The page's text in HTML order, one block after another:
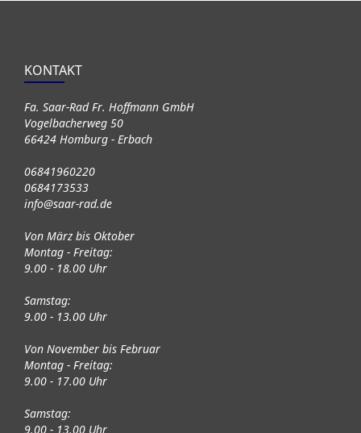
KONTAKT
Fa. Saar-Rad Fr. Hoffmann GmbH
Vogelbacherweg 50
66424 Homburg - Erbach
06841960220
0684173533
info@saar-rad.de
Von März bis Oktober
Montag - Freitag:
9.00 - 18.00 Uhr
Samstag:
9.00 - 13.00 Uhr
Von November bis Februar
Montag - Freitag:
9.00 - 17.00 Uhr
Samstag:
9.00 - 13.00 Uhr